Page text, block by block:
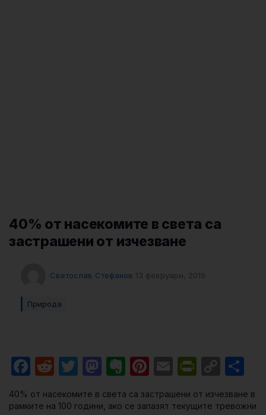
40% от насекомите в света са
застрашени от изчезване
Светослав Стефанов 13 февруари, 2019
Природа
Facebook
RedditTwitter
Mastodon
Evernote
Pinterest
Email
40% от насекомите в света са застрашени от изчезване в
рамките на 100 години, ако се запазят текущите тревожни